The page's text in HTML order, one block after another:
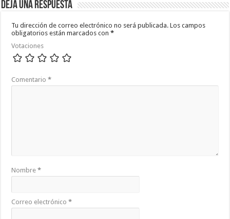
Deja una respuesta
Tu dirección de correo electrónico no será publicada. Los campos
obligatorios están marcados con*
Votaciones
Comentario*
Nombre*
Correo electrónico*